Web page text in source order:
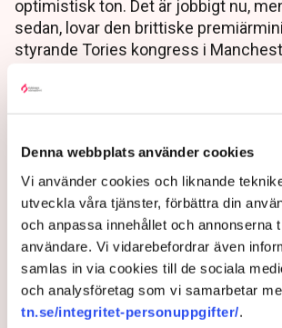
Denna webbplats använder cookies
Vi använder cookies och liknande
utveckla våra tjänster, förbättra din
och anpassa innehållet och annonserna
användare. Vi vidarebefordrar även
samlas in via cookies till de sociala
och analysföretag som vi samarbetar
tn.se/integritet-personuppgifter/.
optimistisk ton. Det är jobbigt nu,
sedan, lovar den brittiske
styrande Tories kongress i
4 years ago |